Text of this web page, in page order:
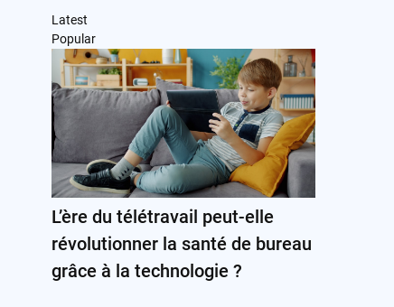
Latest
Popular
L’ère du télétravail peut-elle
révolutionner la santé de bureau
grâce à la technologie ?